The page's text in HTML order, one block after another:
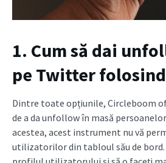
1. Cum să dai
pe Twitter
Dintre toate opțiunile, Circleboom
de a da unfollow în masă
acestea, acest instrument nu vă
utilizatorilor din tabloul său de bord.